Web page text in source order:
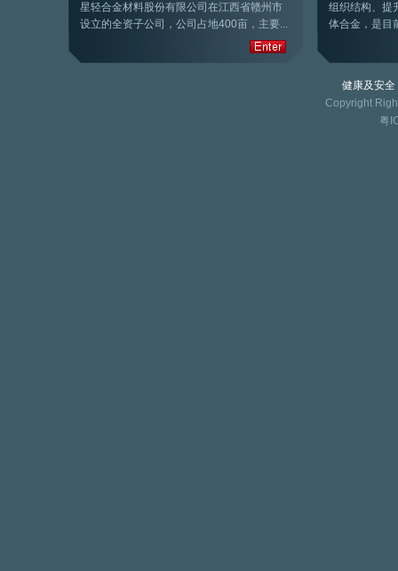
星轻合金材料股份有限公司在江西省赣州市
设立的全资子公司，公司占地400亩，主要...
组织结构、提
体合金，是目
健康及安全
Copyright
粤